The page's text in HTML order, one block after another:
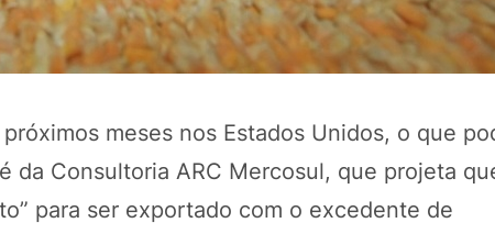
meses nos Estados Unidos, o que
da Consultoria ARC Mercosul, que projeta
para ser exportado com o excedente de